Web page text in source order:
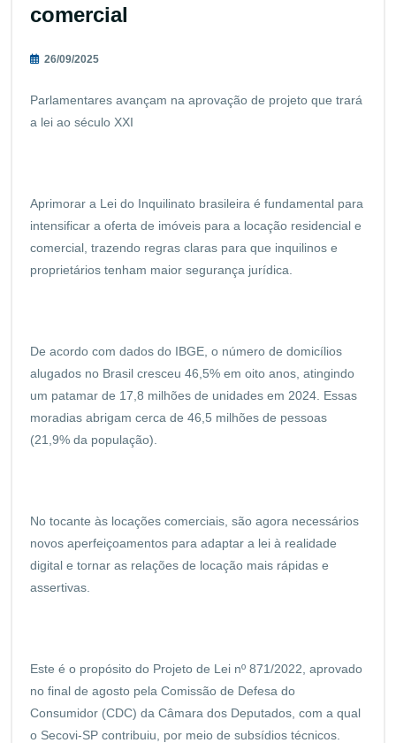
comercial
26/09/2025
Parlamentares avançam na aprovação de projeto que trará
a lei ao século XXI
Aprimorar a Lei do Inquilinato brasileira é fundamental para
intensificar a oferta de imóveis para a locação residencial e
comercial, trazendo regras claras para que inquilinos e
proprietários tenham maior segurança jurídica.
De acordo com dados do IBGE, o número de domicílios
alugados no Brasil cresceu 46,5% em oito anos, atingindo
um patamar de 17,8 milhões de unidades em 2024. Essas
moradias abrigam cerca de 46,5 milhões de pessoas
(21,9% da população).
No tocante às locações comerciais, são agora necessários
novos aperfeiçoamentos para adaptar a lei à realidade
digital e tornar as relações de locação mais rápidas e
assertivas.
Este é o propósito do Projeto de Lei nº 871/2022, aprovado
no final de agosto pela Comissão de Defesa do
Consumidor (CDC) da Câmara dos Deputados, com a qual
o Secovi-SP contribuiu, por meio de subsídios técnicos.